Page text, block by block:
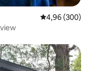
4,96 af 5 í
4,96 (300)